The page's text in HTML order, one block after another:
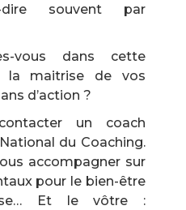
dire souvent par
vous dans cette
la maitrise de vos
d’action ?
un coach
du Coaching.
accompagner sur
pour le bien-être
Et le vôtre :